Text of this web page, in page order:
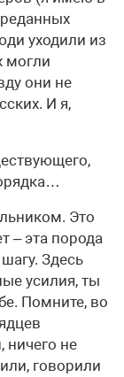
уходили из
могли
они не
И я,
Это
– эта порода
Здесь
усилия, ты
Помните, во
ничего не
говорили